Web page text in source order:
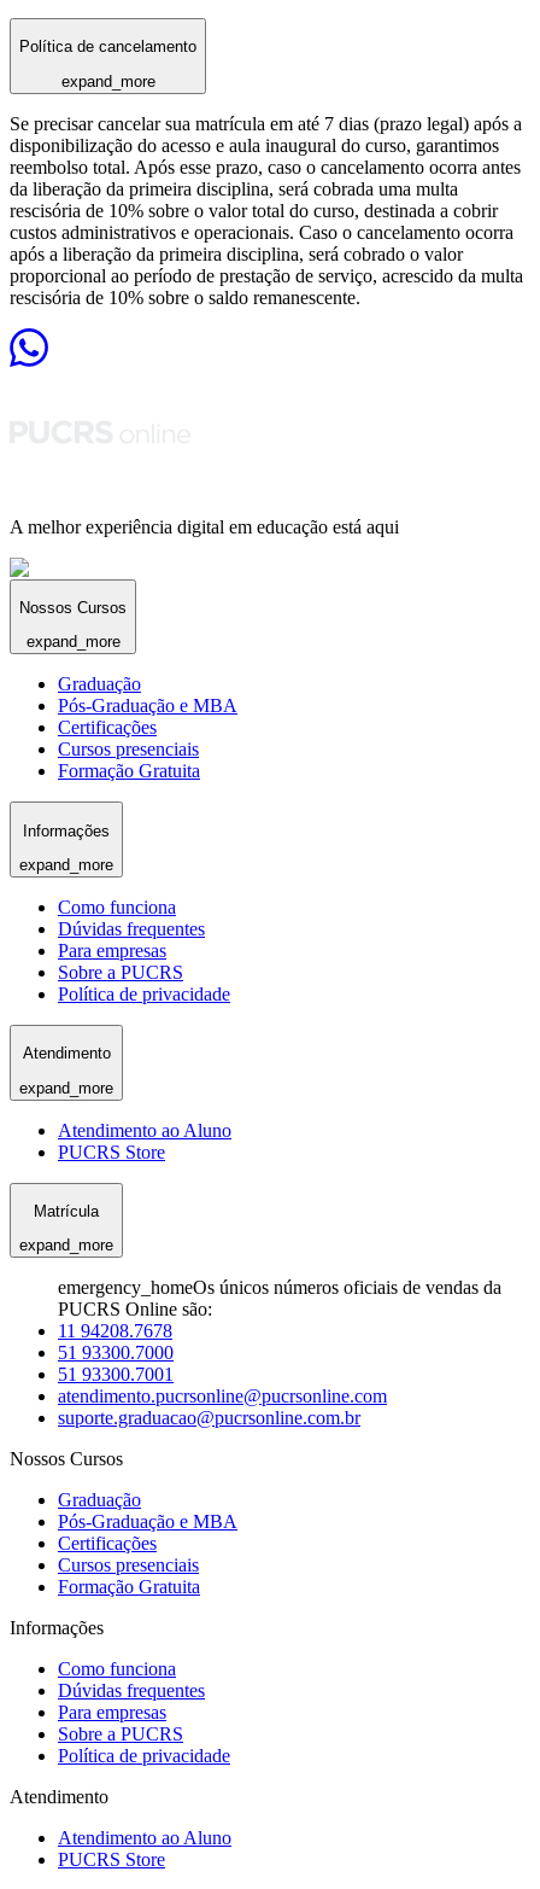
Política de cancelamento
expand_more
Se precisar cancelar sua matrícula em até 7 dias (prazo legal) após a
disponibilização do acesso e aula inaugural do curso, garantimos
reembolso total. Após esse prazo, caso o cancelamento ocorra antes
da liberação da primeira disciplina, será cobrada uma multa
rescisória de 10% sobre o valor total do curso, destinada a cobrir
custos administrativos e operacionais. Caso o cancelamento ocorra
após a liberação da primeira disciplina, será cobrado o valor
proporcional ao período de prestação de serviço, acrescido da multa
rescisória de 10% sobre o saldo remanescente.
A melhor experiência digital em educação está aqui
Nossos Cursos
expand_more
Graduação
Pós-Graduação e MBA
Certificações
Cursos presenciais
Formação Gratuita
Informações
expand_more
Como funciona
Dúvidas frequentes
Para empresas
Sobre a PUCRS
Política de privacidade
Atendimento
expand_more
Atendimento ao Aluno
PUCRS Store
Matrícula
expand_more
emergency_homeOs únicos números oficiais de vendas da
PUCRS Online são:
11 94208.7678
51 93300.7000
51 93300.7001
atendimento.pucrsonline@pucrsonline.com
suporte.graduacao@pucrsonline.com.br
Nossos Cursos
Graduação
Pós-Graduação e MBA
Certificações
Cursos presenciais
Formação Gratuita
Informações
Como funciona
Dúvidas frequentes
Para empresas
Sobre a PUCRS
Política de privacidade
Atendimento
Atendimento ao Aluno
PUCRS Store